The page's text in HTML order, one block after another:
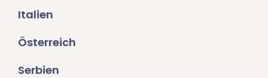
Italien
Österreich
Serbien